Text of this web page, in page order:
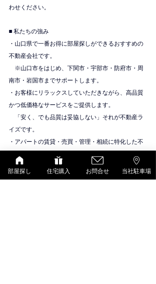
わせください。
■ 私たちの強み
・山口県で一番お得に部屋探しができるおすすめの
不動産会社です。
※山口市をはじめ、下関市・宇部市・防府市・周
南市・岩国市までサポートします。
・お客様にリラックスしていただきながら、高品質
かつ低価格なサービスをご提供します。
「安く、でも品質は妥協しない」それが不動産ラ
イズです。
・アパートの賃貸・売買・管理・相続に特化した不
物件紹介
D-room（大和ハウス）
部屋探し 住宅購入 お問合せ 当社駐車場